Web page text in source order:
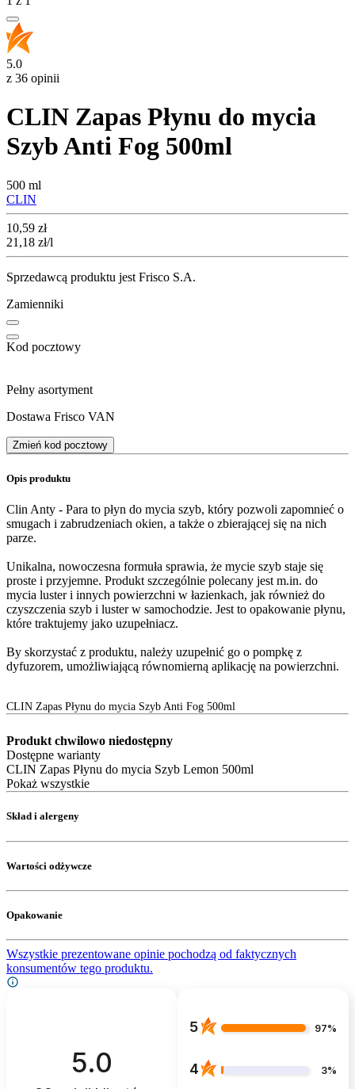
5.0
z 36 opinii
CLIN Zapas Płynu do mycia
Szyb Anti Fog 500ml
500 ml
CLIN
Cena
10,59 zł
21,18 zł/l
Sprzedawcą produktu jest Frisco S.A.
Zamienniki
Kod pocztowy
Pełny asortyment
Dostawa Frisco VAN
Zmień kod pocztowy
Opis produktu
Clin Anty - Para to płyn do mycia szyb, który pozwoli zapomnieć o
smugach i zabrudzeniach okien, a także o zbierającej się na nich
parze.
Unikalna, nowoczesna formuła sprawia, że mycie szyb staje się
proste i przyjemne. Produkt szczególnie polecany jest m.in. do
mycia luster i innych powierzchni w łazienkach, jak również do
czyszczenia szyb i luster w samochodzie. Jest to opakowanie płynu,
które traktujemy jako uzupełniacz.
By skorzystać z produktu, należy uzupełnić go o pompkę z
dyfuzorem, umożliwiającą równomierną aplikację na powierzchni.
CLIN Zapas Płynu do mycia Szyb Anti Fog 500ml
Produkt chwilowo niedostępny
Dostępne warianty
CLIN Zapas Płynu do mycia Szyb Lemon 500ml
Pokaż wszystkie
Skład i alergeny
Wartości odżywcze
Opakowanie
Wszystkie prezentowane opinie pochodzą od faktycznych
konsumentów tego produktu.
5.0
5 97%
4 3%